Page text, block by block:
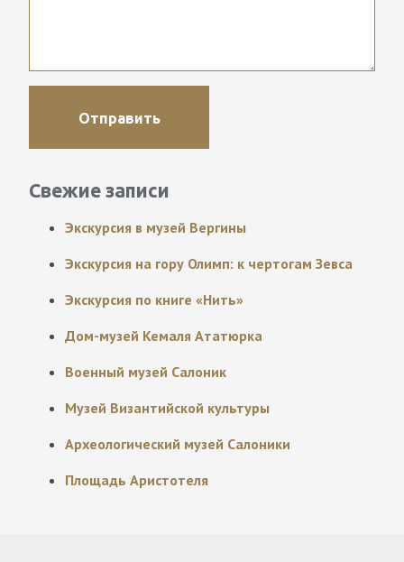
Свежие записи
Экскурсия в музей Вергины
Экскурсия на гору Олимп: к чертогам Зевса
Экскурсия по книге «Нить»
Дом-музей Кемаля Ататюрка
Военный музей Салоник
Музей Византийской культуры
Археологический музей Салоники
Площадь Аристотеля